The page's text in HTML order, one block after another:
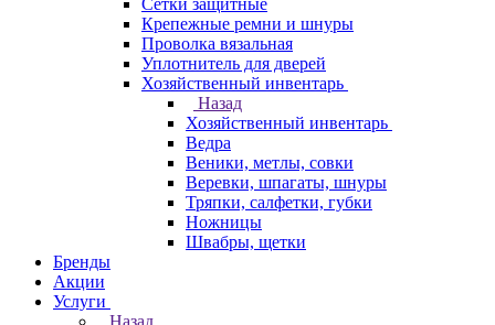
Сетки защитные
Крепежные ремни и шнуры
Проволка вязальная
Уплотнитель для дверей
Хозяйственный инвентарь
Назад
Хозяйственный инвентарь
Ведра
Веники, метлы, совки
Веревки, шпагаты, шнуры
Тряпки, салфетки, губки
Ножницы
Швабры, щетки
Бренды
Акции
Услуги
Назад